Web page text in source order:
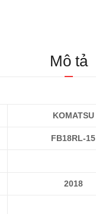
Mô tả
KOMATSU
FB18RL-15
2018